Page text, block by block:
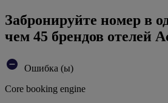
Забронируйте номер в
чем 45 брендов отелей
Ошибка (ы)
Core booking engine